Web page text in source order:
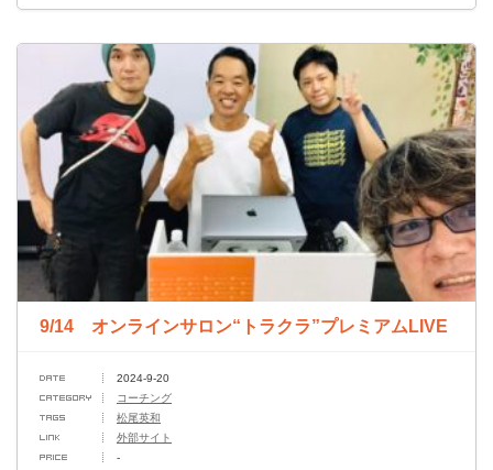
9/14 オンラインサロン“トラクラ”プレミアムLIVE
2024-9-20
コーチング
松尾英和
外部サイト
-